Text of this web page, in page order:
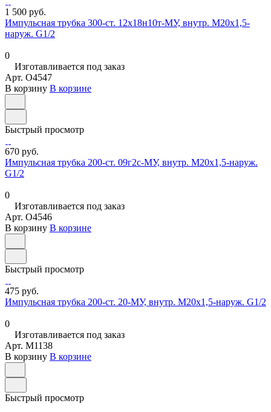
1 500 руб.
Импульсная трубка 300-ст. 12х18н10т-МУ, внутр. М20х1,5-
наруж. G1/2
0
Изготавливается под заказ
Арт. O4547
В корзину В корзине
Быстрый просмотр
670 руб.
Импульсная трубка 200-ст. 09г2с-МУ, внутр. М20х1,5-наруж.
G1/2
0
Изготавливается под заказ
Арт. O4546
В корзину В корзине
Быстрый просмотр
475 руб.
Импульсная трубка 200-ст. 20-МУ, внутр. М20х1,5-наруж. G1/2
0
Изготавливается под заказ
Арт. M1138
В корзину В корзине
Быстрый просмотр